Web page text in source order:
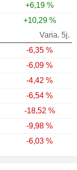
+6,19 %
+10,29 %
Varia. 5j.
-6,35 %
-6,09 %
-4,42 %
-6,54 %
-18,52 %
-9,98 %
-6,03 %